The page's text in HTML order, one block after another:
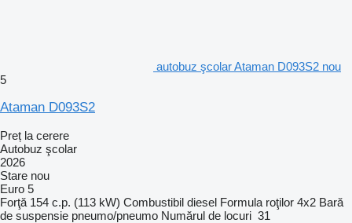
autobuz şcolar Ataman D093S2 nou
5
Ataman D093S2
Preț la cerere
Autobuz şcolar
2026
Stare nou
Euro 5
Forţă 154 c.p. (113 kW) Combustibil diesel Formula roţilor 4x2 Bară
de suspensie pneumo/pneumo Numărul de locuri 31